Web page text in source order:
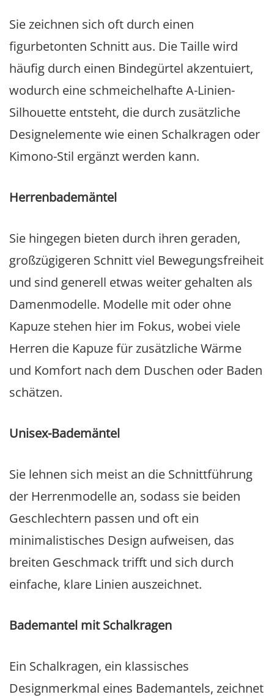
Sie zeichnen sich oft durch einen
figurbetonten Schnitt aus. Die Taille wird
häufig durch einen Bindegürtel akzentuiert,
wodurch eine schmeichelhafte A-Linien-
Silhouette entsteht, die durch zusätzliche
Designelemente wie einen Schalkragen oder
Kimono-Stil ergänzt werden kann.
Herrenbademäntel
Sie hingegen bieten durch ihren geraden,
großzügigeren Schnitt viel Bewegungsfreiheit
und sind generell etwas weiter gehalten als
Damenmodelle. Modelle mit oder ohne
Kapuze stehen hier im Fokus, wobei viele
Herren die Kapuze für zusätzliche Wärme
und Komfort nach dem Duschen oder Baden
schätzen.
Unisex-Bademäntel
Sie lehnen sich meist an die Schnittführung
der Herrenmodelle an, sodass sie beiden
Geschlechtern passen und oft ein
minimalistisches Design aufweisen, das
breiten Geschmack trifft und sich durch
einfache, klare Linien auszeichnet.
Bademantel mit Schalkragen
Ein Schalkragen, ein klassisches
Designmerkmal eines Bademantels, zeichnet